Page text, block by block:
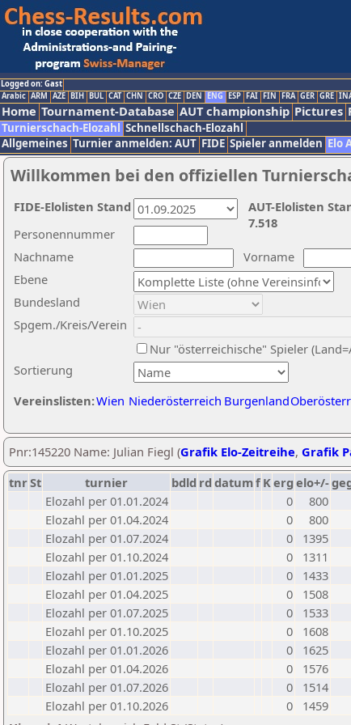
Logged on: Gast
Arabic ARM AZE BIH BUL CAT CHN CRO CZE DEN ENG ESP FAI FIN FRA GER GRE
Home Tournament-Database AUT championship Pictures
Turnierschach-Elozahl Schnellschach-Elozahl
Allgemeines Turnier anmelden: AUT FIDE Spieler anmelden Elo
Willkommen bei den offiziellen
Nachname
Vorname
Ebene
Sortierung
Personennummer
Bundesland
Spgem./Kreis/Verein
Nur "österreichische" Spieler
Vereinslisten:Wien Niederösterreich Burgenland
AUT-Elolisten
7.518
FIDE-Elolisten Stand
Pnr:145220 Name: Julian Fiegl (Grafik Elo-Zeitreihe, Grafik
tnrSt turnier bdld rd datumf Kerg elo+/-
Elozahl per 01.01.2024
0
800
Elozahl per 01.04.2024
0
800
Elozahl per 01.07.2024
0
1395
Elozahl per 01.10.2024
0
1311
Elozahl per 01.01.2025
0
1433
Elozahl per 01.04.2025
0
1508
Elozahl per 01.07.2025
0
1533
Elozahl per 01.10.2025
0
1608
Elozahl per 01.01.2026
0
1625
Elozahl per 01.04.2026
0
1576
Elozahl per 01.07.2026
0
1514
Elozahl per 01.10.2026
0
1459